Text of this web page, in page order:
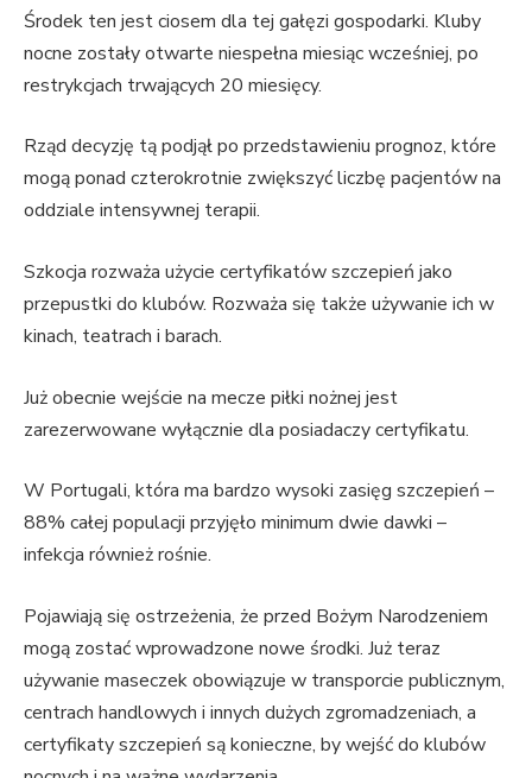
Środek ten jest ciosem dla tej gałęzi gospodarki. Kluby
nocne zostały otwarte niespełna miesiąc wcześniej, po
restrykcjach trwających 20 miesięcy.
Rząd decyzję tą podjął po przedstawieniu prognoz, które
mogą ponad czterokrotnie zwiększyć liczbę pacjentów na
oddziale intensywnej terapii.
Szkocja rozważa użycie certyfikatów szczepień jako
przepustki do klubów. Rozważa się także używanie ich w
kinach, teatrach i barach.
Już obecnie wejście na mecze piłki nożnej jest
zarezerwowane wyłącznie dla posiadaczy certyfikatu.
W Portugali, która ma bardzo wysoki zasięg szczepień –
88% całej populacji przyjęło minimum dwie dawki –
infekcja również rośnie.
Pojawiają się ostrzeżenia, że przed Bożym Narodzeniem
mogą zostać wprowadzone nowe środki. Już teraz
używanie maseczek obowiązuje w transporcie publicznym,
centrach handlowych i innych dużych zgromadzeniach, a
certyfikaty szczepień są konieczne, by wejść do klubów